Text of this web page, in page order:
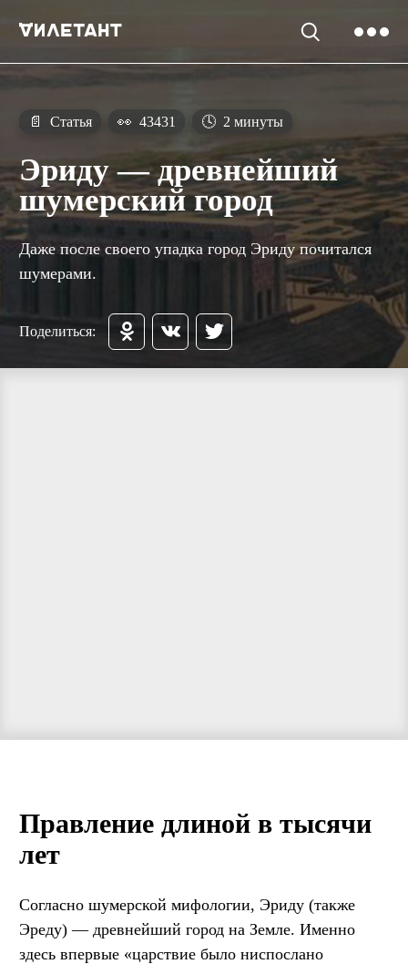
📄 Статья 👀 43431 🕓 2 минуты
Эриду — древнейший
шумерский город
Даже после своего упадка город Эриду почитался
шумерами.
Поделиться:
Правление длиной в тысячи
лет
Согласно шумерской мифологии, Эриду (также
Эреду) — древнейший город на Земле. Именно
здесь впервые «царствие было ниспослано